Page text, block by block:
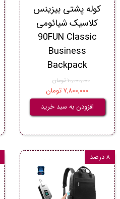
کوله پشتی بیزینس
کلاسیک شیائومی
90FUN Classic
Business
Backpack‬‏
۱۰,۰۰۰,۰۰۰ تومان
۷,۸۰۰,۰۰۰ تومان
افزودن به سبد خرید
۸ درصد